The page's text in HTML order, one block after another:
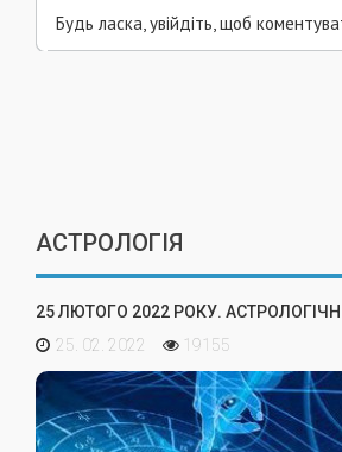
Будь ласка, увійдіть, щоб
АСТРОЛОГІЯ
25 ЛЮТОГО 2022 РОКУ.
25. 02. 2022
19155